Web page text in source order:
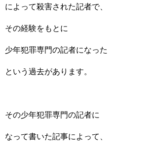
によって殺害された記者で、
その経験をもとに
少年犯罪専門の記者になった
という過去があります。
その少年犯罪専門の記者に
なって書いた記事によって、